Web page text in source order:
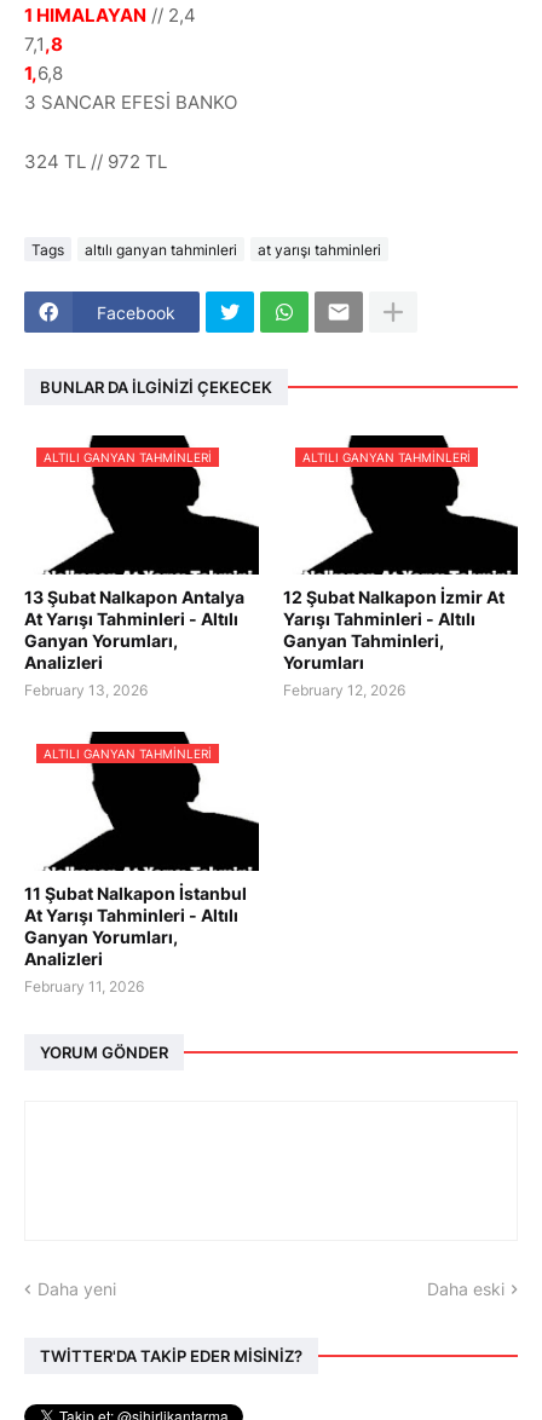
1 HIMALAYAN // 2,4
7,1,8
1,6,8
3 SANCAR EFESİ BANKO
324 TL // 972 TL
Tags altılı ganyan tahminleri at yarışı tahminleri
Facebook
BUNLAR DA İLGINIZI ÇEKECEK
ALTILI GANYAN TAHMINLERI
13 Şubat Nalkapon Antalya
At Yarışı Tahminleri - Altılı
Ganyan Yorumları,
Analizleri
February 13, 2026
ALTILI GANYAN TAHMINLERI
12 Şubat Nalkapon İzmir At
Yarışı Tahminleri - Altılı
Ganyan Tahminleri,
Yorumları
February 12, 2026
ALTILI GANYAN TAHMINLERI
11 Şubat Nalkapon İstanbul
At Yarışı Tahminleri - Altılı
Ganyan Yorumları,
Analizleri
February 11, 2026
YORUM GÖNDER
Daha yeni Daha eski
TWİTTER'DA TAKİP EDER MİSİNİZ?